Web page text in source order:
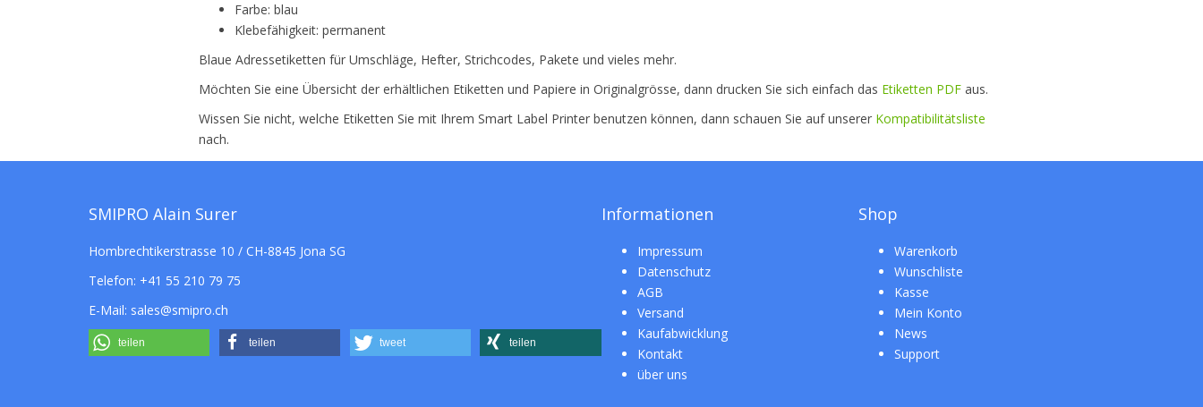
Farbe: blau
Klebefähigkeit: permanent
Blaue Adressetiketten für Umschläge, Hefter, Strichcodes, Pakete und vieles mehr.
Möchten Sie eine Übersicht der erhältlichen Etiketten und Papiere in Originalgrösse, dann drucken Sie sich einfach das Etiketten PDF aus.
Wissen Sie nicht, welche Etiketten Sie mit Ihrem Smart Label Printer benutzen können, dann schauen Sie auf unserer Kompatibilitätsliste
nach.
SMIPRO Alain Surer
Hombrechtikerstrasse 10 / CH-8845 Jona SG
Telefon: +41 55 210 79 75
E-Mail: sales@smipro.ch
teilen teilen tweet teilen
Informationen
Impressum
Datenschutz
AGB
Versand
Kaufabwicklung
Kontakt
über uns
Shop
Warenkorb
Wunschliste
Kasse
Mein Konto
News
Support